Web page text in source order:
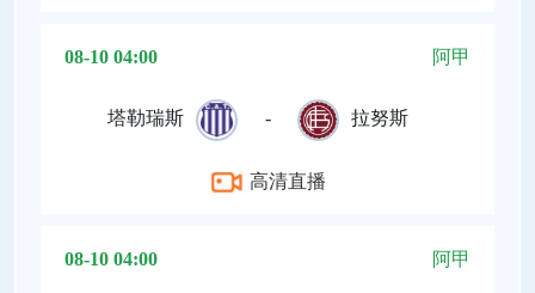
08-10 04:00 阿甲
塔勒瑞斯 - 拉努斯
高清直播
08-10 04:00 阿甲